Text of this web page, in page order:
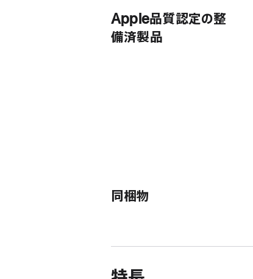
Apple品質認定の整
備済製品
同梱物